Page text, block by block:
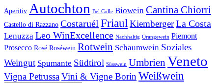
Aperitiv Autochton Bel Colle Biowein Cantina Chiorri
Castello di Razzano Costaruél FriaulKiembergerLa Costa
Lenuzza Leo WinExcellence Nachhaltig Orangewein Piemont
Prosecco Rosé Roséwein Rotwein Schaumwein Soziales
Weingut Spumante Südtirol Süsswein Umbrien Veneto
Vigna PetrussaVini & Vigne BorinWeißwein